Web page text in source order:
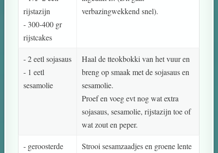
rijstazijn
- 300-400 gr
rijstcakes
verbazingwekkend snel).
- 2 eetl sojasaus
- 1 eetl
sesamolie
Haal de tteokbokki van het vuur en
breng op smaak met de sojasaus en
sesamolie.
Proef en voeg evt nog wat extra
sojasaus, sesamolie, rijstazijn toe of
wat zout en peper.
- geroosterde
Strooi sesamzaadjes en groene lente